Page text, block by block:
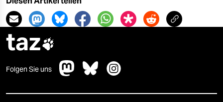
taz
Folgen Sie uns